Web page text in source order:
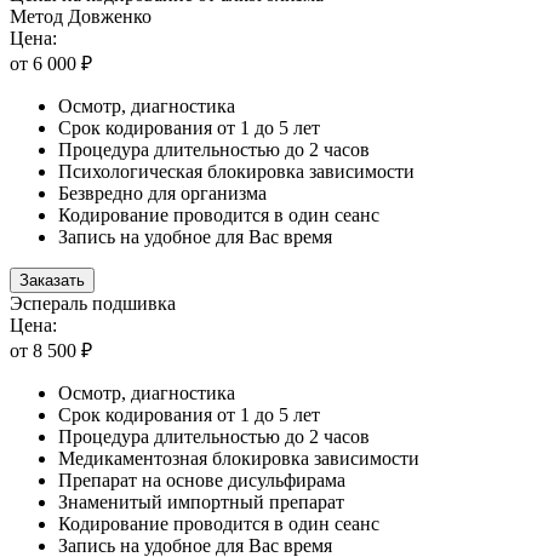
Метод Довженко
Цена:
от 6 000 ₽
Осмотр, диагностика
Срок кодирования от 1 до 5 лет
Процедура длительностью до 2 часов
Психологическая блокировка зависимости
Безвредно для организма
Кодирование проводится в один сеанс
Запись на удобное для Вас время
Заказать
Эспераль подшивка
Цена:
от 8 500 ₽
Осмотр, диагностика
Срок кодирования от 1 до 5 лет
Процедура длительностью до 2 часов
Медикаментозная блокировка зависимости
Препарат на основе дисульфирама
Знаменитый импортный препарат
Кодирование проводится в один сеанс
Запись на удобное для Вас время